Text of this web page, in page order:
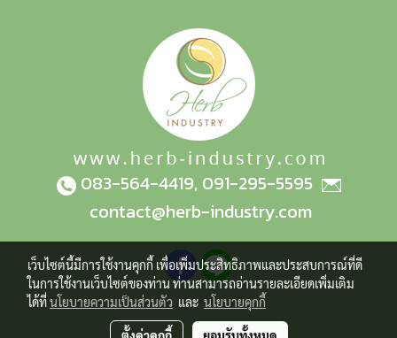
083-564-4419, 091-295-5595
contact@herb-industry.com
เว็บไซต์นี้มีการใช้งานคุกกี้ เพื่อเพิ่มประสิทธิภาพและประสบการณ์ที่ดี
ในการใช้งานเว็บไซต์ของท่าน ท่านสามารถอ่านรายละเอียดเพิ่มเติม
ได้ที่นโยบายความเป็นส่วนตัว และ นโยบายคุกกี้